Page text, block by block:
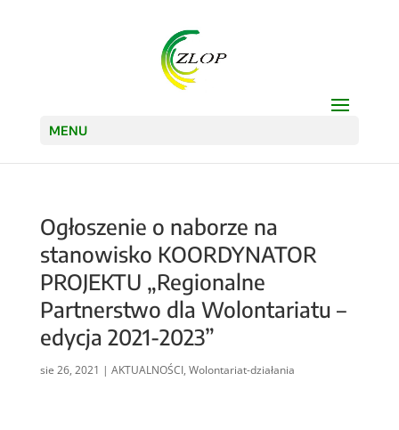
MENU
Ogłoszenie o naborze na
stanowisko KOORDYNATOR
PROJEKTU „Regionalne
Partnerstwo dla Wolontariatu –
edycja 2021-2023”
sie 26, 2021 | AKTUALNOŚCI, Wolontariat-działania